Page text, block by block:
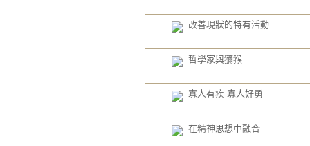
改善現狀的特有活動
哲學家與獼猴
寡人有疾 寡人好勇
在精神思想中融合